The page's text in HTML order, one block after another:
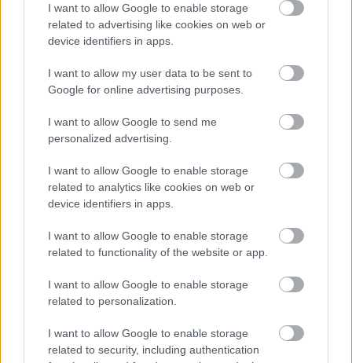
I want to allow Google to enable storage
related to advertising like cookies on web or
device identifiers in apps.
I want to allow my user data to be sent to
Google for online advertising purposes.
I want to allow Google to send me
personalized advertising.
I want to allow Google to enable storage
related to analytics like cookies on web or
device identifiers in apps.
I want to allow Google to enable storage
related to functionality of the website or app.
I want to allow Google to enable storage
related to personalization.
I want to allow Google to enable storage
related to security, including authentication
nagyjából 335 lóerős (250 kW)
rendszerteljesítménnyel érkezhet az új
átfogó átalakítására összpontosítanak, hogy még
dinamikusabb vezetési élményt biztosítsanak.
FORMA-1
Max Verstappen átigazolásával
kapcsolatban
Kikerekedett szemekkel hallgatta
Toto Wolff ajánlatát Antonelli